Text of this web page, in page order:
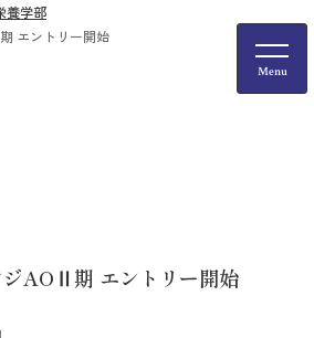
養学部
エントリー開始
AOⅡ期 エントリー開始